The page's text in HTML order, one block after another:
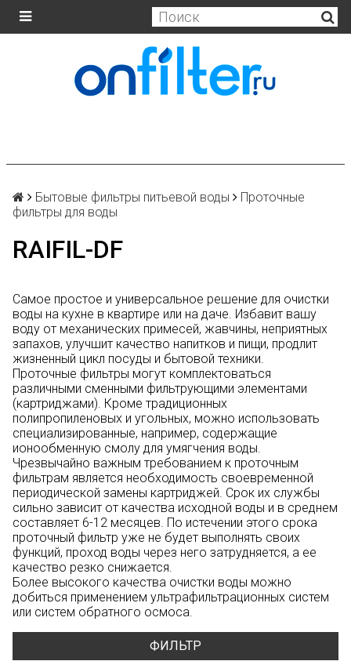
Бытовые фильтры питьевой воды
Проточные
фильтры для воды
RAIFIL-DF
Самое простое и универсальное решение для очистки
воды на кухне в квартире или на даче. Избавит вашу
воду от механических примесей, жавчины, неприятных
запахов, улучшит качество напитков и пищи, продлит
жизненный цикл посуды и бытовой техники.
Проточные фильтры могут комплектоваться
различными сменными фильтрующими элементами
(картриджами). Кроме традиционных
полипропиленовых и угольных, можно использовать
специализированные, например, содержащие
ионообменную смолу для умягчения воды.
Чрезвычайно важным требованием к проточным
фильтрам является необходимость своевременной
периодической замены картриджей. Срок их службы
сильно зависит от качества исходной воды и в среднем
составляет 6-12 месяцев. По истечении этого срока
проточный фильтр уже не будет выполнять своих
функций, проход воды через него затрудняется, а ее
качество резко снижается.
Более высокого качества очистки воды можно
добиться применением ультрафильтрационных систем
или систем обратного осмоса.
ФИЛЬТР